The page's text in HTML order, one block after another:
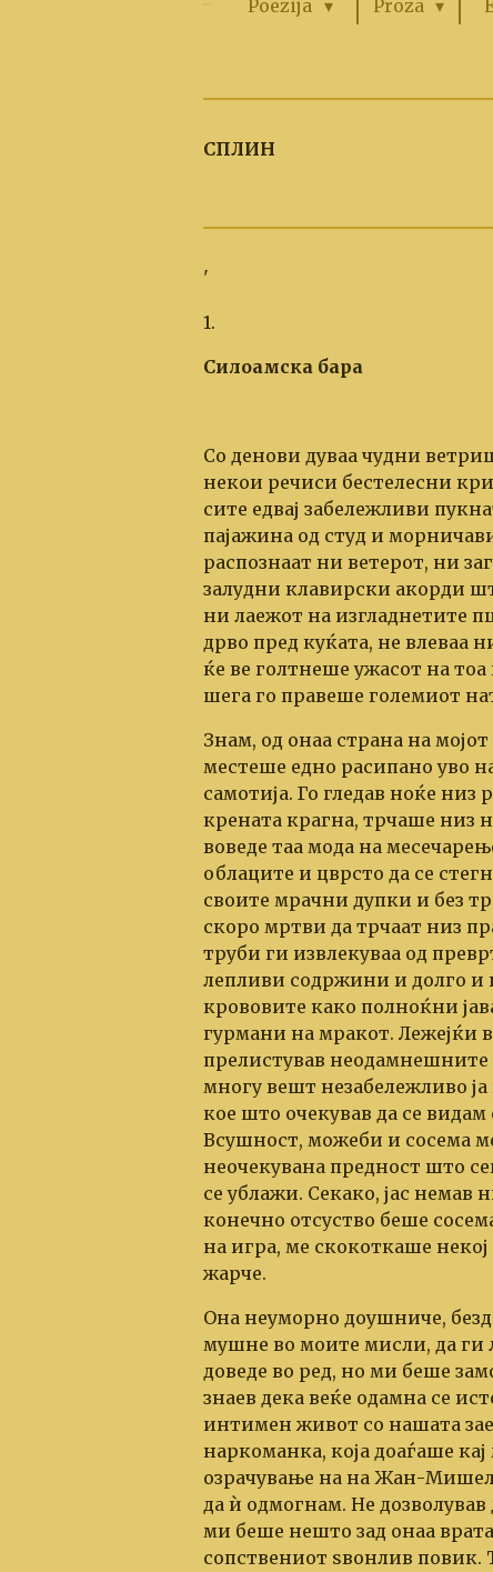
Poezija Proza
СПЛИН
'
1.
Силоамска бара
Со денови дуваа чудни
некои речиси бестелесни
сите едвај забележливи
пајажина од студ и
распознаат ни ветерот, ни
залудни клавирски акорди
ни лаежот на изгладнетите
дрво пред куќата, не влеваа
ќе ве голтнеше ужасот на
шега го правеше големиот
Знам, од онаа страна на
местеше едно расипано уво
самотија. Го гледав ноќе
крената крагна, трчаше низ
воведе таа мода на
облаците и цврсто да се
своите мрачни дупки и без
скоро мртви да трчаат низ
труби ги извлекуваа од
лепливи содржини и долго и
крововите како полноќни
гурмани на мракот. Лежејќи
прелистував неодамнешните
многу вешт незабележливо
кое што очекував да се видам
Всушност, можеби и сосема
неочекувана предност што
се ублажи. Секако, јас
конечно отсуство беше
на игра, ме скокоткаше
жарче.
Она неуморно доушниче,
мушне во моите мисли, да ги
доведе во ред, но ми беше
знаев дека веќе одамна се
интимен живот со нашата
наркоманка, која доаѓаше
озрачување на на Жан-
да ѝ одмогнам. Не
ми беше нешто зад онаа
сопствениот ѕвонлив повик.